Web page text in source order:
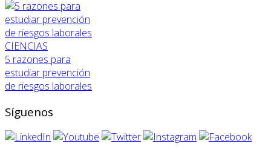
CIENCIAS
5 razones para
estudiar prevención
de riesgos laborales
Síguenos